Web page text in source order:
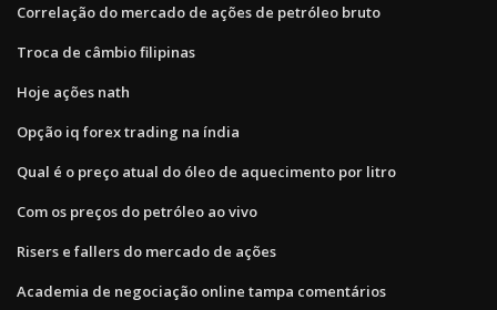
Correlação do mercado de ações de petróleo bruto
Troca de câmbio filipinas
Hoje ações nath
Opção iq forex trading na índia
Qual é o preço atual do óleo de aquecimento por litro
Com os preços do petróleo ao vivo
Risers e fallers do mercado de ações
Academia de negociação online tampa comentários